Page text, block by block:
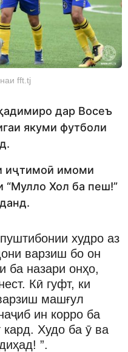
fft.tj
дар Восеъ
якуми футболи
иҷтимоӣ имоми
“Мулло Хол ба пеш!”
худро аз
варзиш бо он
ба назари онҳо,
Кӣ гуфт, ки
машғул
ин корро ба
Худо ба ӯ ва
”.